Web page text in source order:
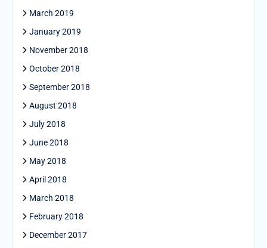
March 2019
January 2019
November 2018
October 2018
September 2018
August 2018
July 2018
June 2018
May 2018
April 2018
March 2018
February 2018
December 2017